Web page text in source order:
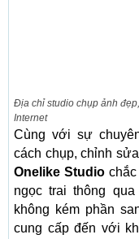
Địa chỉ studio chụp ảnh
Internet
Cùng với sự
cách chụp, chỉnh
Onelike Studio
ngọc trai thông
không kém phần
cung cấp đến với